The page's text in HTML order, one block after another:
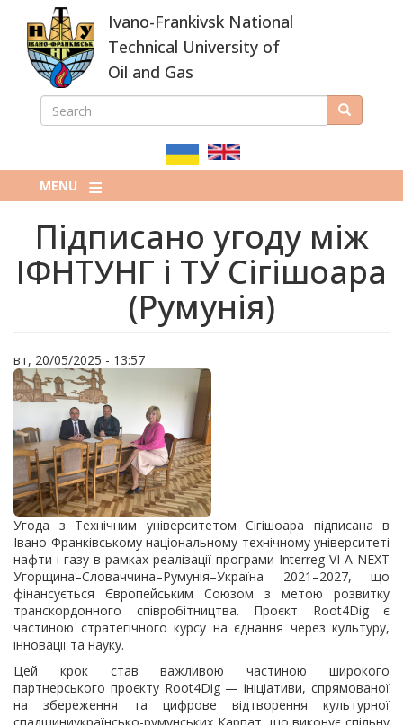
main
content
Ivano-Frankivsk National
Technical University of
Oil and Gas
ПОШУКОВА
SEARCH Search
MENU
Підписано угоду між
ІФНТУНГ і ТУ Сігішоара
(Румунія)
вт, 20/05/2025 - 13:57
Угода з Технічним університетом Сігішоара підписана в
Івано-Франківському національному технічному університеті
нафти і газу в рамках реалізації програми Interreg VI-A NEXT
Угорщина–Словаччина–Румунія–Україна 2021–2027, що
фінансується Європейським Союзом з метою розвитку
транскордонного співробітництва. Проєкт Root4Dig є
частиною стратегічного курсу на єднання через культуру,
інновації та науку.
Цей крок став важливою частиною широкого
партнерського проєкту Root4Dig — ініціативи, спрямованої
на збереження та цифрове відтворення культурної